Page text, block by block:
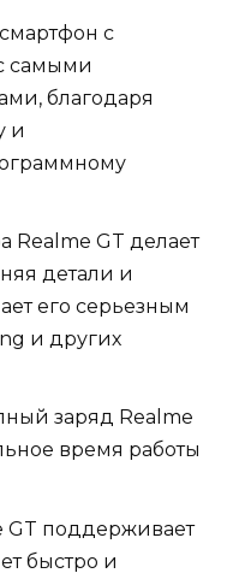
с
самыми
благодаря
и
Realme GT делает
детали и
его серьезным
и других
заряд Realme
время работы
поддерживает
быстро и